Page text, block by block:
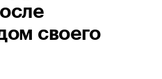
своего